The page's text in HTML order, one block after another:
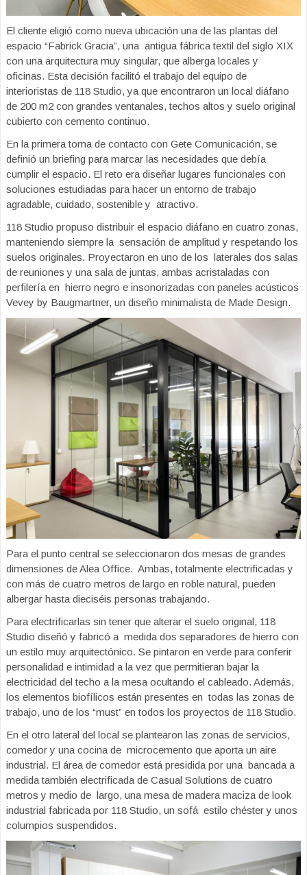
El cliente eligió como nueva ubicación una de las plantas del
espacio “Fabrick Gracia”, una antigua fábrica textil del siglo XIX
con una arquitectura muy singular, que alberga locales y
oficinas. Esta decisión facilitó el trabajo del equipo de
interioristas de 118 Studio, ya que encontraron un local diáfano
de 200 m2 con grandes ventanales, techos altos y suelo original
cubierto con cemento continuo.
En la primera toma de contacto con Gete Comunicación, se
definió un briefing para marcar las necesidades que debía
cumplir el espacio. El reto era diseñar lugares funcionales con
soluciones estudiadas para hacer un entorno de trabajo
agradable, cuidado, sostenible y atractivo.
118 Studio propuso distribuir el espacio diáfano en cuatro zonas,
manteniendo siempre la sensación de amplitud y respetando los
suelos originales. Proyectaron en uno de los laterales dos salas
de reuniones y una sala de juntas, ambas acristaladas con
perfilería en hierro negro e insonorizadas con paneles acústicos
Vevey by Baugmartner, un diseño minimalista de Made Design.
Para el punto central se seleccionaron dos mesas de grandes
dimensiones de Alea Office. Ambas, totalmente electrificadas y
con más de cuatro metros de largo en roble natural, pueden
albergar hasta dieciséis personas trabajando.
Para electrificarlas sin tener que alterar el suelo original, 118
Studio diseñó y fabricó a medida dos separadores de hierro con
un estilo muy arquitectónico. Se pintaron en verde para conferir
personalidad e intimidad a la vez que permitieran bajar la
electricidad del techo a la mesa ocultando el cableado. Además,
los elementos biofílicos están presentes en todas las zonas de
trabajo, uno de los “must” en todos los proyectos de 118 Studio.
En el otro lateral del local se plantearon las zonas de servicios,
comedor y una cocina de microcemento que aporta un aire
industrial. El área de comedor está presidida por una bancada a
medida también electrificada de Casual Solutions de cuatro
metros y medio de largo, una mesa de madera maciza de look
industrial fabricada por 118 Studio, un sofá estilo chéster y unos
columpios suspendidos.